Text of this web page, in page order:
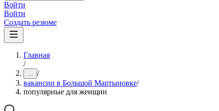
Войти
Войти
Создать резюме
Главная
/
... /
вакансии в Большой Мартыновке/
популярные для женщин